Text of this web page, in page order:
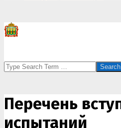
Search
Перечень
испытаний